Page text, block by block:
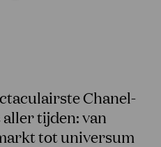
Chanel-
tijden: van
tot universum